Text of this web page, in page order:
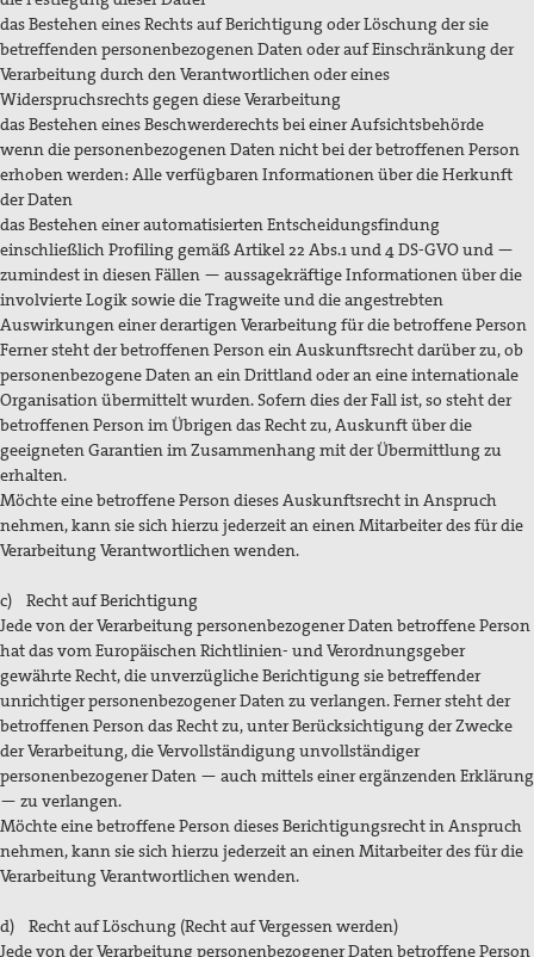
das Bestehen eines Rechts auf Berichtigung oder Löschung der sie
betreffenden personenbezogenen Daten oder auf Einschränkung der
Verarbeitung durch den Verantwortlichen oder eines
Widerspruchsrechts gegen diese Verarbeitung
das Bestehen eines Beschwerderechts bei einer Aufsichtsbehörde
wenn die personenbezogenen Daten nicht bei der betroffenen Person
erhoben werden: Alle verfügbaren Informationen über die Herkunft
der Daten
das Bestehen einer automatisierten Entscheidungsfindung
einschließlich Profiling gemäß Artikel 22 Abs.1 und 4 DS-GVO und —
zumindest in diesen Fällen — aussagekräftige Informationen über die
involvierte Logik sowie die Tragweite und die angestrebten
Auswirkungen einer derartigen Verarbeitung für die betroffene Person
Ferner steht der betroffenen Person ein Auskunftsrecht darüber zu, ob
personenbezogene Daten an ein Drittland oder an eine internationale
Organisation übermittelt wurden. Sofern dies der Fall ist, so steht der
betroffenen Person im Übrigen das Recht zu, Auskunft über die
geeigneten Garantien im Zusammenhang mit der Übermittlung zu
erhalten.
Möchte eine betroffene Person dieses Auskunftsrecht in Anspruch
nehmen, kann sie sich hierzu jederzeit an einen Mitarbeiter des für die
Verarbeitung Verantwortlichen wenden.
c) Recht auf Berichtigung
Jede von der Verarbeitung personenbezogener Daten betroffene Person
hat das vom Europäischen Richtlinien- und Verordnungsgeber
gewährte Recht, die unverzügliche Berichtigung sie betreffender
unrichtiger personenbezogener Daten zu verlangen. Ferner steht der
betroffenen Person das Recht zu, unter Berücksichtigung der Zwecke
der Verarbeitung, die Vervollständigung unvollständiger
personenbezogener Daten — auch mittels einer ergänzenden Erklärung
— zu verlangen.
Möchte eine betroffene Person dieses Berichtigungsrecht in Anspruch
nehmen, kann sie sich hierzu jederzeit an einen Mitarbeiter des für die
Verarbeitung Verantwortlichen wenden.
d) Recht auf Löschung (Recht auf Vergessen werden)
Jede von der Verarbeitung personenbezogener Daten betroffene Person